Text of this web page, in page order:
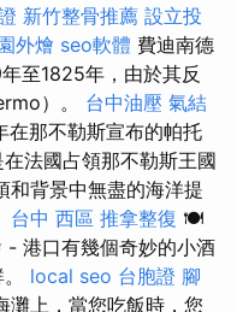
新竹整骨推薦 設立投
外燴 seo軟體 費迪南德
至1825年，由於其反
）。 台中油壓 氣結
在那不勒斯宣布的帕托
法國占領那不勒斯王國
和背景中無盡的海洋提
台中 西區 推拿整復 🍽️
- 港口有幾個奇妙的小酒
local seo 台胞證 腳
灘上，當您吃飯時，您